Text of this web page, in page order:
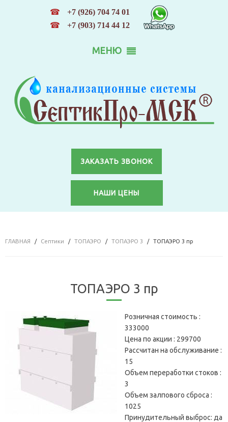
☎ +7 (926) 704 74 01
☎ +7 (903) 714 44 12
МЕНЮ
ЗАКАЗАТЬ ЗВОНОК
НАШИ ЦЕНЫ
ГЛАВНАЯ Септики ТОПАЭРО ТОПАЭРО 3 ТОПАЭРО 3 пр
ТОПАЭРО 3 пр
Розничная стоимость :
333000
Цена по акции : 299700
Рассчитан на обслуживание :
15
Объем переработки стоков :
3
Объем залпового сброса :
1025
Принудительный выброс: да